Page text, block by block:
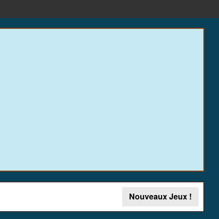
Nouveaux Jeux !